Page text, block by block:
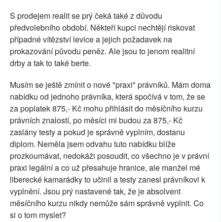
S prodejem realit se prý čeká také z důvodu
předvolebního období. Někteří kupci nechtějí riskovat
případné vítězství levice a jejich požadavek na
prokazování původu peněz. Ale jsou to jenom realitní
drby a tak to také berte.
Musím se ještě zmínit o nové "praxi" právníků. Mám doma
nabídku od jednoho právníka, která spočívá v tom, že se
za poplatek 875,- Kč mohu přihlásit do měsíčního kurzu
právních znalostí, po měsíci mi budou za 875,- Kč
zaslány testy a pokud je správně vyplním, dostanu
diplom. Neměla jsem odvahu tuto nabídku blíže
prozkoumávat, nedokáži posoudit, co všechno je v právní
praxi legální a co už přesahuje hranice, ale manžel mé
liberecké kamarádky to učinil a testy zanesl právníkovi k
vyplnění. Jsou prý nastavené tak, že je absolvent
měsíčního kurzu nikdy nemůže sám správně vyplnit. Co
si o tom myslet?